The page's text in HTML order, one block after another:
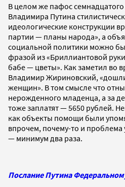
В целом же пафос
Владимира Путина
идеологические конструкции
партии — планы народа», а
социальной политики можно
фразой из «Бриллиантовой
бабе — цветы». Как заметил во
Владимир Жириновский,
женщин». В том смысле что
нерожденного младенца, а за
тоже заплатят — 5650 рублей.
как объекты помощи были
впрочем, почему-то и
— минимум два раза.
Послание Путина